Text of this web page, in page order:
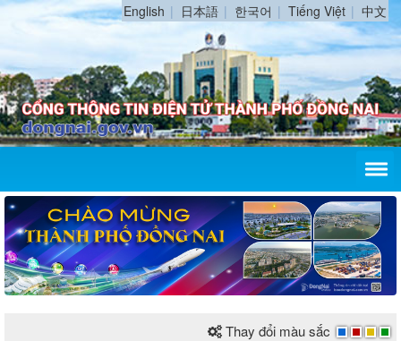
English 日本語 한국어 Tiếng Việt 中文
Thay đổi màu sắc